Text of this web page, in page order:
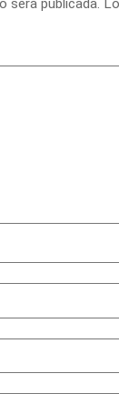
será publicada.